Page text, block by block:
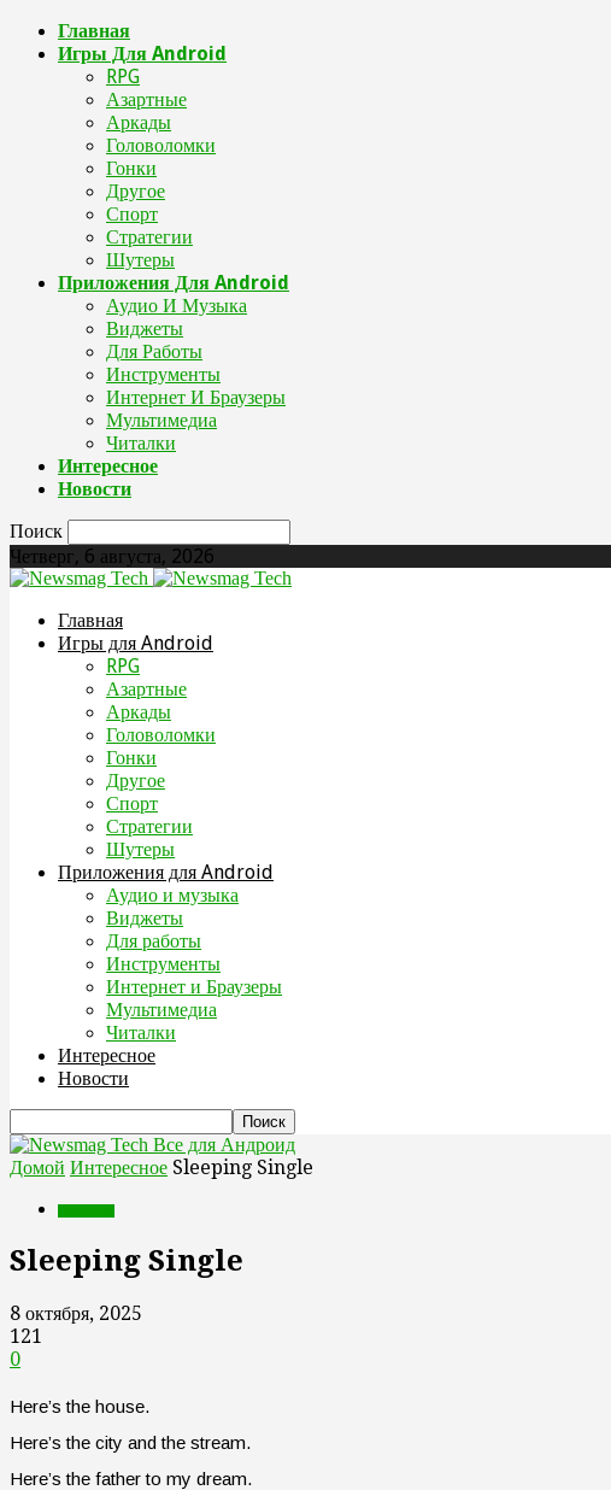
Главная
Игры Для Android
RPG
Азартные
Аркады
Головоломки
Гонки
Другое
Спорт
Стратегии
Шутеры
Приложения Для Android
Аудио И Музыка
Виджеты
Для Работы
Инструменты
Интернет И Браузеры
Мультимедиа
Читалки
Интересное
Новости
Поиск
Четверг, 6 августа, 2026
Главная
Игры для Android
RPG
Азартные
Аркады
Головоломки
Гонки
Другое
Спорт
Стратегии
Шутеры
Приложения для Android
Аудио и музыка
Виджеты
Для работы
Инструменты
Интернет и Браузеры
Мультимедиа
Читалки
Интересное
Новости
Все для Андроид
Домой Интересное Sleeping Single
Sleeping Single
8 октября, 2025
121
0
Here’s the house.
Here’s the city and the stream.
Here’s the father to my dream.